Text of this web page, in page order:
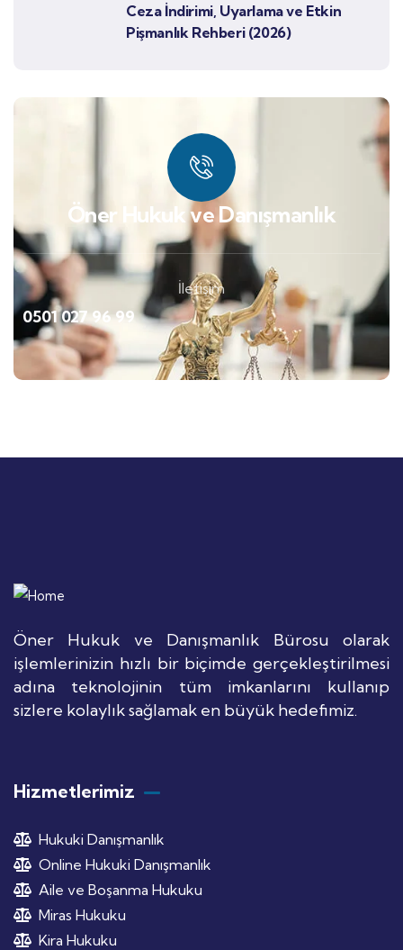
Ceza İndirimi, Uyarlama ve Etkin
Pişmanlık Rehberi (2026)
Öner Hukuk ve Danışmanlık
İletişim
0501 027 96 99
Öner Hukuk ve Danışmanlık Bürosu olarak
işlemlerinizin hızlı bir biçimde gerçekleştirilmesi
adına teknolojinin tüm imkanlarını kullanıp
sizlere kolaylık sağlamak en büyük hedefimiz.
Hizmetlerimiz
Hukuki Danışmanlık
Online Hukuki Danışmanlık
Aile ve Boşanma Hukuku
Miras Hukuku
Kira Hukuku